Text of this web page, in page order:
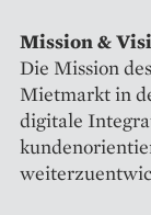
Mission &
Die Mission
Mietmarkt in
digitale